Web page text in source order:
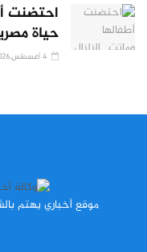
احتضنت
حياة
موقع أخباري يهتم